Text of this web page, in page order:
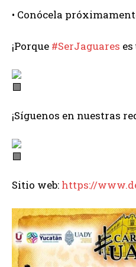
• Conócela
¡Porque #SerJaguares
¡Síguenos en nuestras
Sitio web: https://